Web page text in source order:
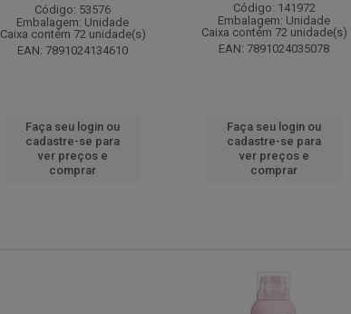
Código: 53576
Embalagem: Unidade
Caixa contém 72 unidade(s)
EAN: 7891024134610
Faça seu login ou
cadastre-se para
ver preços e
comprar
Código: 141972
Embalagem: Unidade
Caixa contém 72 unidade(s)
EAN: 7891024035078
Faça seu login ou
cadastre-se para
ver preços e
comprar